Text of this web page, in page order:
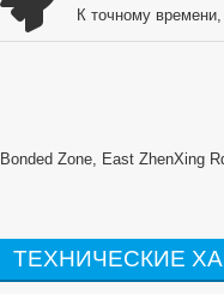
К точному
Zone, East ZhenXing
ТЕХНИЧЕСКИЕ